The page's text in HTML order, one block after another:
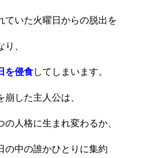
ていた火曜日からの脱出を
、
を侵食してしまいます。
した主人公は、
人格に生まれ変わるか、
の中の誰かひとりに集約